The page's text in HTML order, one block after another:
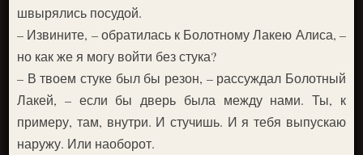
швырялись посудой.
– Извините, – обратилась к Болотному Лакею Алиса, –
но как же я могу войти без стука?
– В твоем стуке был бы резон, – рассуждал Болотный
Лакей, – если бы дверь была между нами. Ты, к
примеру, там, внутри. И стучишь. И я тебя выпускаю
наружу. Или наоборот.